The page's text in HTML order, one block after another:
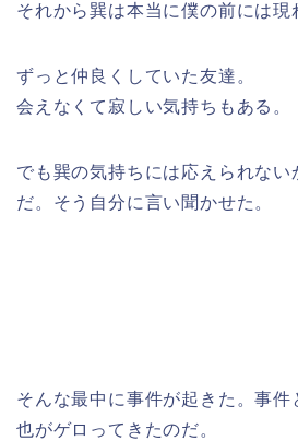
それから巽は本当に僕の前には現
ずっと仲良くしていた友達。
会えなくて寂しい気持ちもある。
でも巽の気持ちには応えられない
だ。そう自分に言い聞かせた。
そんな最中に事件が起きた。事件
也がゲロってきたのだ。